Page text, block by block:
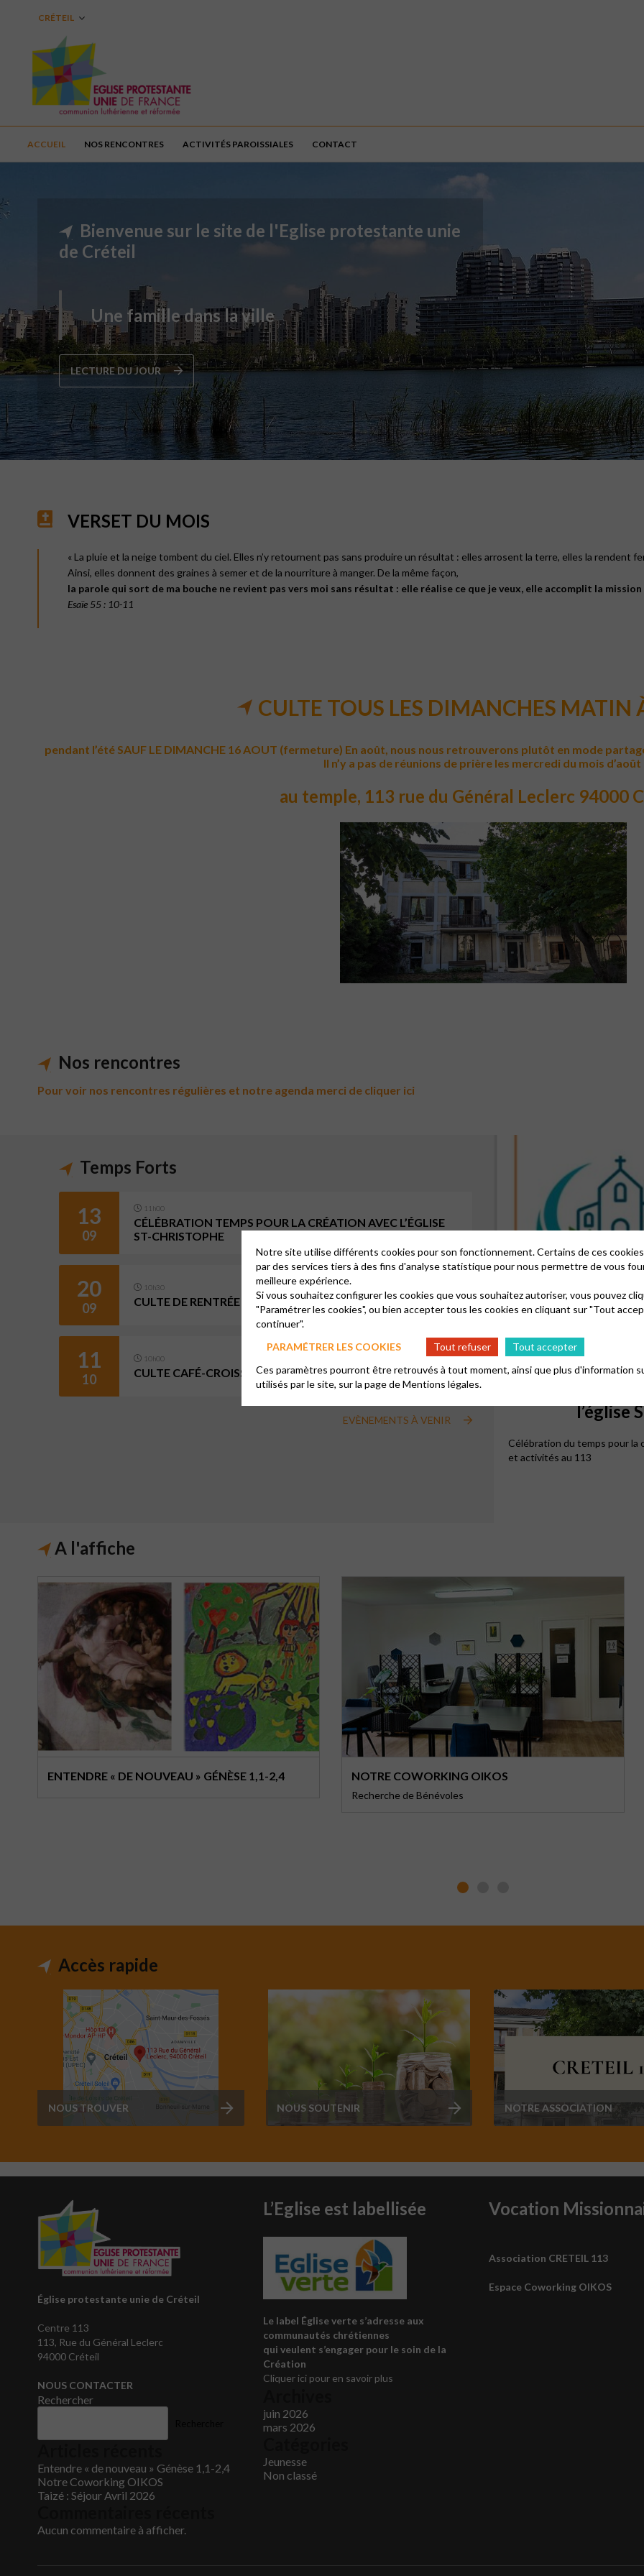
CRÉTEIL
ACCUEIL NOS RENCONTRES ACTIVITÉS PAROISSIALES CONTACT
Bienvenue sur le site de l'Eglise protestante unie
de Créteil
Une famille dans la ville
LECTURE DU JOUR
VERSET DU MOIS
« La pluie et la neige tombent du ciel. Elles n’y retournent pas sans produire un résultat : elles arrosent la terre, elles la rendent
Ainsi, elles donnent des graines à semer et de la nourriture à manger. De la même façon,
la parole qui sort de ma bouche ne revient pas vers moi sans résultat : elle réalise ce que je veux, elle accomplit la mission
Esaïe 55 : 10-11
CULTE TOUS LES DIMANCHES MATIN
pendant l’été SAUF LE DIMANCHE 16 AOUT (fermeture) En août, nous nous retrouverons plutôt en mode
Il n’y a pas de réunions de prière les mercredi du mois d’août
au temple, 113 rue du Général Leclerc 94000
Nos rencontres
Pour voir nos rencontres régulières et notre agenda merci de cliquer ici
13
09 11h00
l’église
Célébration du temps pour la
et activités au 113
Temps Forts
13
09
11h00
CÉLÉBRATION TEMPS POUR LA CRÉATION AVEC L’ÉGLISE
ST-CHRISTOPHE
20
09
10h30
CULTE DE RENTRÉE ET REPAS PARTAGÉ
11
10
10h00
CULTE CAFÉ-CROISSANT
EVÈNEMENTS À VENIR
A l'affiche
113 Rue du Général Leclerc 94000 Créteil
ATELIER PAR AMOUR DE LA TERRE
113, Rue du Général Leclerc 94000 Créteil
FÊTE DE FIN D’ANNÉE
28/06/2026 00h00
Accès rapide
NOUS TROUVER NOUS SOUTENIR NOTRE ASSOCIATION
Église protestante unie de Créteil
Centre 113
113, Rue du Général Leclerc
94000 Créteil
NOUS CONTACTER
Rechercher
Entendre « de nouveau » Génèse 1,1-2,4
Notre Coworking OIKOS
Taizé : Séjour Avril 2026
Aucun commentaire à afficher.
L’Eglise est labellisée
Le label Église verte s’adresse aux
communautés chrétiennes
qui veulent s’engager pour le soin de la
Création
Cliquer ici pour en savoir plus
juin 2026
mars 2026
Jeunesse
Non classé
Vocation
Association CRETEIL 113
Espace Coworking OIKOS
Notre site utilise différents cookies pour son fonctionnement. Certains de ces
par des services tiers à des fins d'analyse statistique pour nous permettre de vous
meilleure expérience.
Si vous souhaitez configurer les cookies que vous souhaitez autoriser, vous pouvez
"Paramétrer les cookies", ou bien accepter tous les cookies en cliquant sur "Tout
continuer".
PARAMÉTRER LES COOKIES
Tout refuser
Tout accepter
Ces paramètres pourront être retrouvés à tout moment, ainsi que plus d'information
utilisés par le site, sur la page deMentions légales.